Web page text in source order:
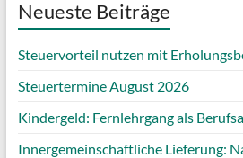
Neueste Beiträge
Steuervorteil nutzen mit
Steuertermine August 2026
Kindergeld: Fernlehrgang als
Innergemeinschaftliche Lieferung: